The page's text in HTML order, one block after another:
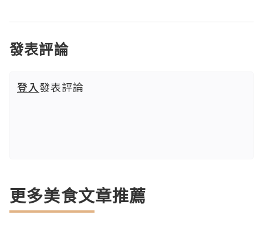
發表評論
登入發表評論
更多美食文章推薦